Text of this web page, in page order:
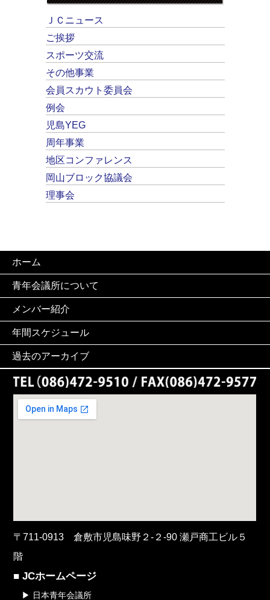
ＪＣニュース
ご挨拶
スポーツ交流
その他事業
会員スカウト委員会
例会
児島YEG
周年事業
地区コンファレンス
岡山ブロック協議会
理事会
ホーム
青年会議所について
メンバー紹介
年間スケジュール
過去のアーカイブ
〒711-0913 倉敷市児島味野２-２-90 瀬戸商工ビル５
階
■ JCホームページ
▶ 日本青年会議所